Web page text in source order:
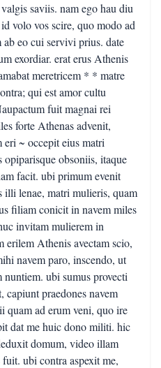
saviis. nam ego hau diu
volo vos scire, quo modo ad
eo cui servivi prius. date
exordiar. erat erus Athenis
meretricem * * matre
qui est amor cultu
fuit magnai rei
forte Athenas advenit,
eri ~ occepit eius matri
obsoniis, itaque
facit. ubi primum evenit
lenae, matri mulieris, quam
filiam conicit in navem miles
invitam mulierem in
erilem Athenis avectam scio,
navem paro, inscendo, ut
ubi sumus provecti
praedones navem
quam ad erum veni, quo ire
dat me huic dono militi. hic
domum, video illam
ubi contra aspexit me,